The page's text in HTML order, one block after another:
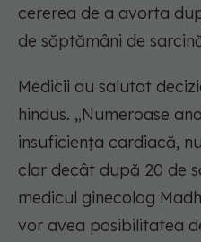
cererea de a avorta
de săptămâni de
Medicii au salutat
hindus. „Numeroase
insuficiența cardiacă,
clar decât după 20 de
medicul ginecolog
vor avea posibilitatea